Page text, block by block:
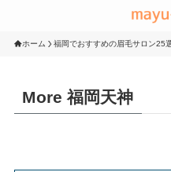
ホーム 福岡でおすすめの眉毛サロン25
More 福岡天神